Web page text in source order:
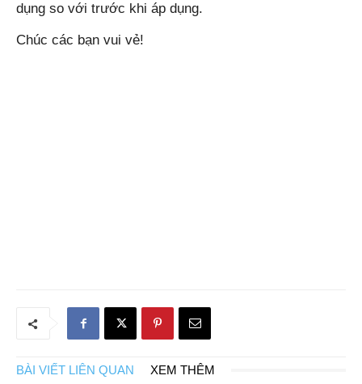
dụng so với trước khi áp dụng.
Chúc các bạn vui vẻ!
BÀI VIẾT LIÊN QUAN XEM THÊM